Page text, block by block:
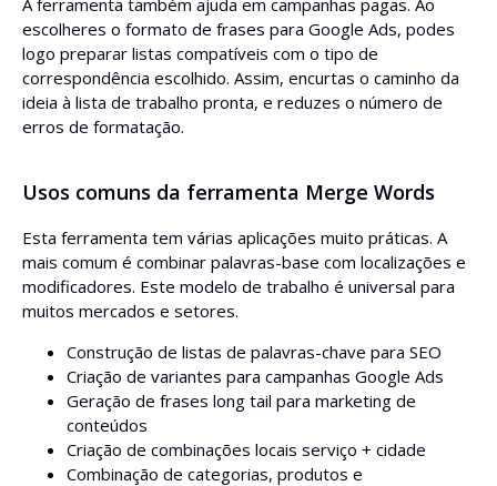
A ferramenta também ajuda em campanhas pagas. Ao
escolheres o formato de frases para Google Ads, podes
logo preparar listas compatíveis com o tipo de
correspondência escolhido. Assim, encurtas o caminho da
ideia à lista de trabalho pronta, e reduzes o número de
erros de formatação.
Usos comuns da ferramenta Merge Words
Esta ferramenta tem várias aplicações muito práticas. A
mais comum é combinar palavras-base com localizações e
modificadores. Este modelo de trabalho é universal para
muitos mercados e setores.
Construção de listas de palavras-chave para SEO
Criação de variantes para campanhas Google Ads
Geração de frases long tail para marketing de
conteúdos
Criação de combinações locais serviço + cidade
Combinação de categorias, produtos e